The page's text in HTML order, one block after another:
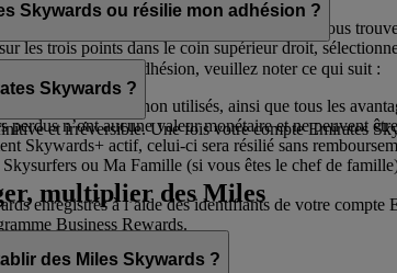
. Vous
les trois points dans le coin supérieur droit,
de vous aider.
Skywards ou résilie mon adhésion ?
de résilier votre adhésion, veuillez noter ce qui suit :
et récompenses non utilisés, ainsi que tous les
n’ont aucune valeur monétaire et ne peuvent
Skywards+ actif, celui-ci sera résilié sans
ou Ma Famille (si vous êtes le chef de
enregistrés à l’aide des identifiants de votre
Business Rewards.
Skywards ?
et irréversible. Une fois votre compte Emirates
multiplier des Miles
des Miles Skywards ?